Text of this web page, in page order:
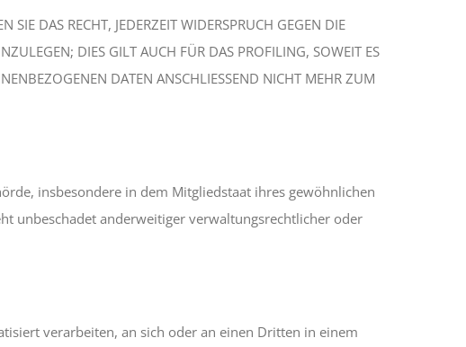
DAS RECHT, JEDERZEIT WIDERSPRUCH GEGEN DIE
DIES GILT AUCH FÜR DAS PROFILING, SOWEIT ES
DATEN ANSCHLIESSEND NICHT MEHR ZUM
insbesondere in dem Mitgliedstaat ihres gewöhnlichen
unbeschadet anderweitiger verwaltungsrechtlicher oder
verarbeiten, an sich oder an einen Dritten in einem